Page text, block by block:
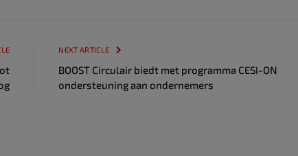
NEXT ARTICLE
BOOST Circulair biedt met programma CESI-ON
ondersteuning aan ondernemers